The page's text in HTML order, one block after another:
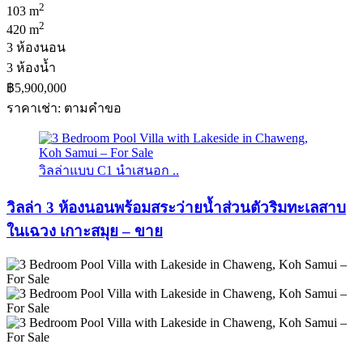
103 m2
420 m2
3 ห้องนอน
3 ห้องน้ำ
฿5,900,000
ราคาเช่า: ตามคําขอ
วิลล่าแบบ C1 นำเสนอก ..
วิลล่า 3 ห้องนอนพร้อมสระว่ายน้ำส่วนตัวริมทะเลสาบ
ในเฉวง เกาะสมุย – ขาย